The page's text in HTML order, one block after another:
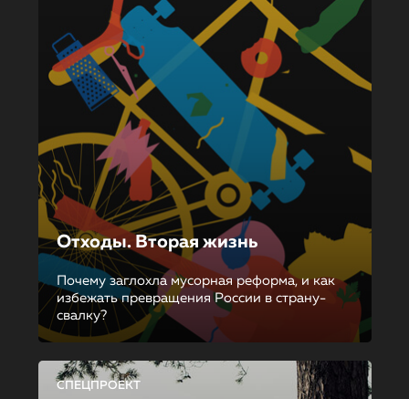
Отходы. Вторая жизнь
Почему заглохла мусорная реформа, и как
избежать превращения России в страну-
свалку?
СПЕЦПРОЕКТ